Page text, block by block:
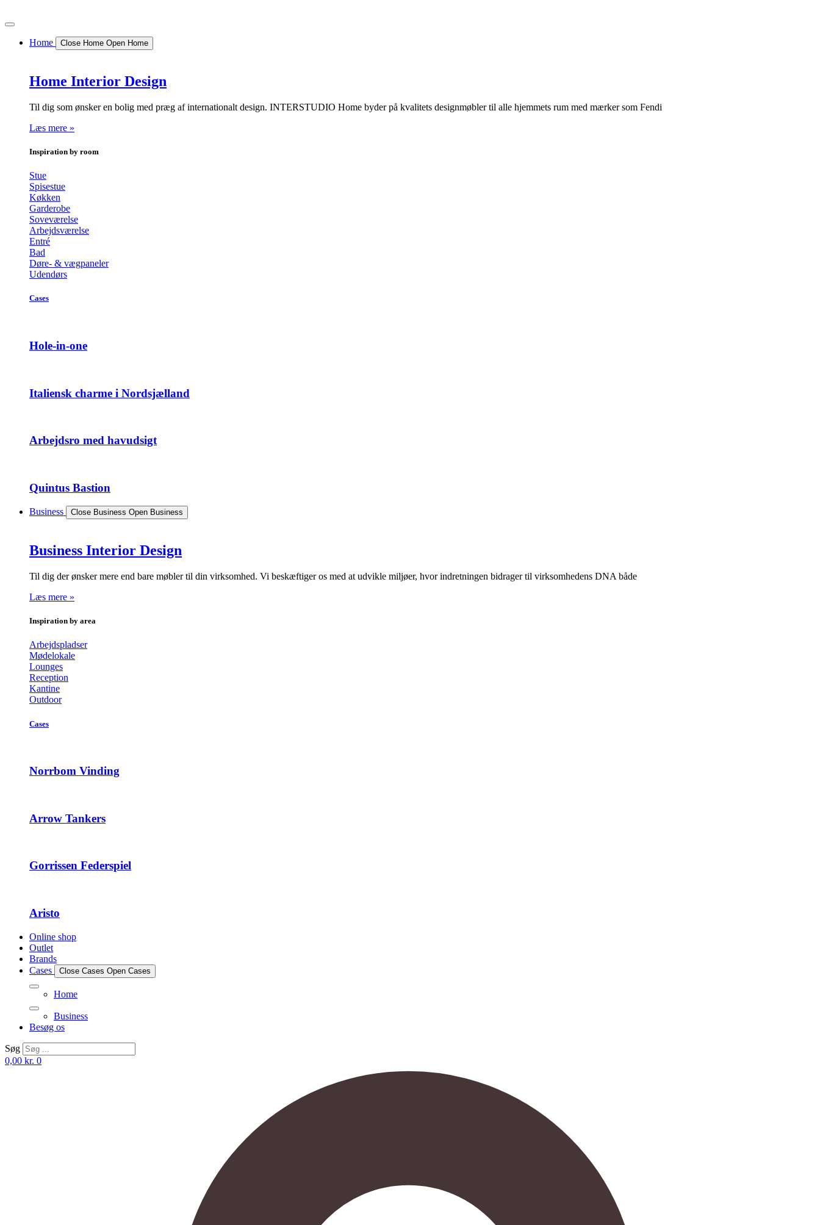
til
Home
Close Home Open Home
Home Interior Design
Til dig som ønsker en bolig med præg af internationalt design. INTERSTUDIO Home byder på kvalitets designmøbler til alle hjemmets rum med mærker som Fendi
Læs mere »
Inspiration by room
Stue
Spisestue
Køkken
Garderobe
Soveværelse
Arbejdsværelse
Entré
Bad
Døre- & vægpaneler
Udendørs
Cases
Hole-in-one
Italiensk charme i Nordsjælland
Arbejdsro med havudsigt
Quintus Bastion
Business Close Business Open Business
Business Interior Design
Til dig der ønsker mere end bare møbler til din virksomhed. Vi beskæftiger os med at udvikle miljøer, hvor indretningen bidrager til virksomhedens DNA både
Læs mere »
Inspiration by area
Arbejdspladser
Mødelokale
Lounges
Reception
Kantine
Outdoor
Cases
Norrbom Vinding
Arrow Tankers
Gorrissen Federspiel
Aristo
Online shop
Outlet
Brands
Cases
Close Cases Open Cases
Home
Business
Besøg os
Søg
0,00 kr. 0